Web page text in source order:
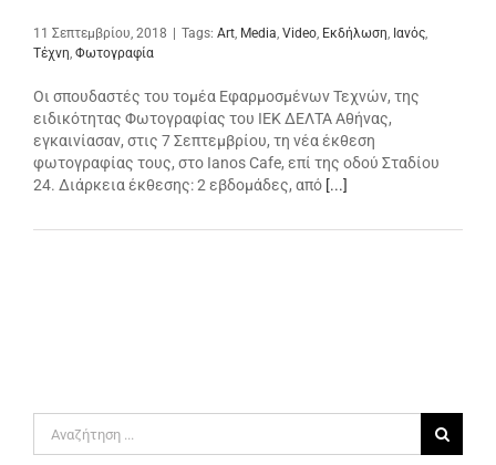
11 Σεπτεμβρίου, 2018 Tags: Art, Media, Video, Εκδήλωση, Ιανός,
Τέχνη, Φωτογραφία
Οι σπουδαστές του τομέα Εφαρμοσμένων Τεχνών, της
ειδικότητας Φωτογραφίας του ΙΕΚ ΔΕΛΤΑ Αθήνας,
εγκαινίασαν, στις 7 Σεπτεμβρίου, τη νέα έκθεση
φωτογραφίας τους, στο Ianos Cafe, επί της οδού Σταδίου
24. Διάρκεια έκθεσης: 2 εβδομάδες, από [...]
για: